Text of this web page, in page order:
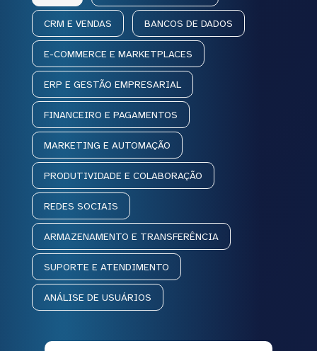
CRM E VENDAS BANCOS DE DADOS
E-COMMERCE E MARKETPLACES
ERP E GESTÃO EMPRESARIAL
FINANCEIRO E PAGAMENTOS
MARKETING E AUTOMAÇÃO
PRODUTIVIDADE E COLABORAÇÃO
REDES SOCIAIS
ARMAZENAMENTO E TRANSFERÊNCIA
SUPORTE E ATENDIMENTO
ANÁLISE DE USUÁRIOS